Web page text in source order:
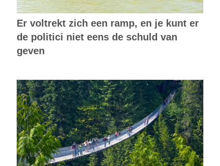
Er voltrekt zich een ramp, en je kunt er
de politici niet eens de schuld van
geven